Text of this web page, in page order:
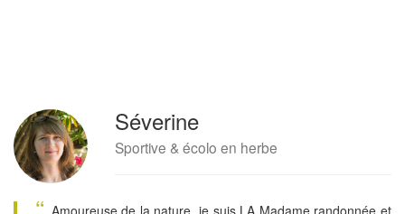
Séverine
Sportive & écolo en herbe
“